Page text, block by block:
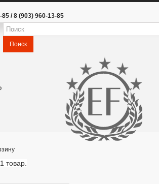
/ 8 (903) 960-13-85
Поиск
товар.